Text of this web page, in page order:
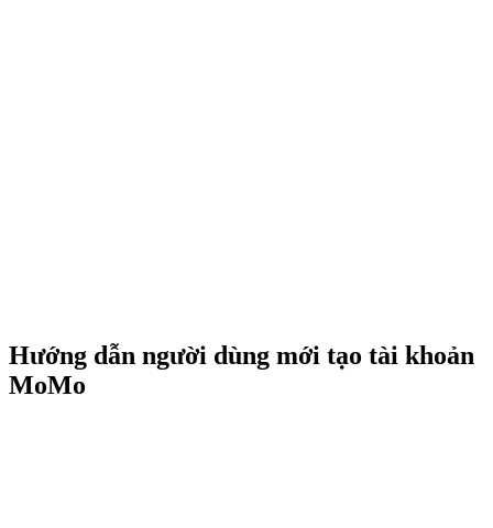
Hướng dẫn người dùng mới tạo tài khoản
MoMo